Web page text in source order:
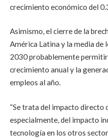
crecimiento económico del
Asimismo, el cierre de la
América Latina y la media de
2030 probablemente
crecimiento anual y la
empleos al año.
“Se trata del impacto directo
especialmente, del impacto
tecnología en los otros